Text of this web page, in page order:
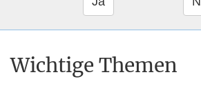
Wichtige Themen